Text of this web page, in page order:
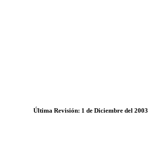
Última Revisión: 1 de Diciembre del 2003